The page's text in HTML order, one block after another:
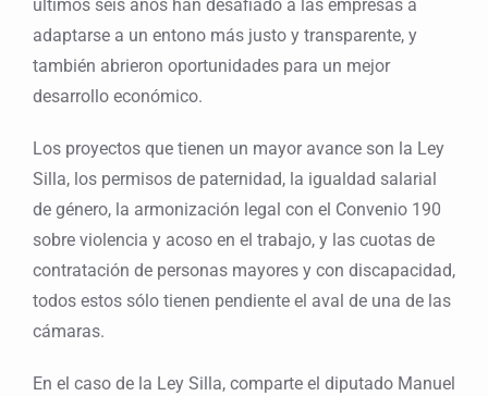
últimos seis años han desafiado a las empresas a
adaptarse a un entono más justo y transparente, y
también abrieron oportunidades para un mejor
desarrollo económico.
Los proyectos que tienen un mayor avance son la Ley
Silla, los permisos de paternidad, la igualdad salarial
de género, la armonización legal con el Convenio 190
sobre violencia y acoso en el trabajo, y las cuotas de
contratación de personas mayores y con discapacidad,
todos estos sólo tienen pendiente el aval de una de las
cámaras.
En el caso de la Ley Silla, comparte el diputado Manuel